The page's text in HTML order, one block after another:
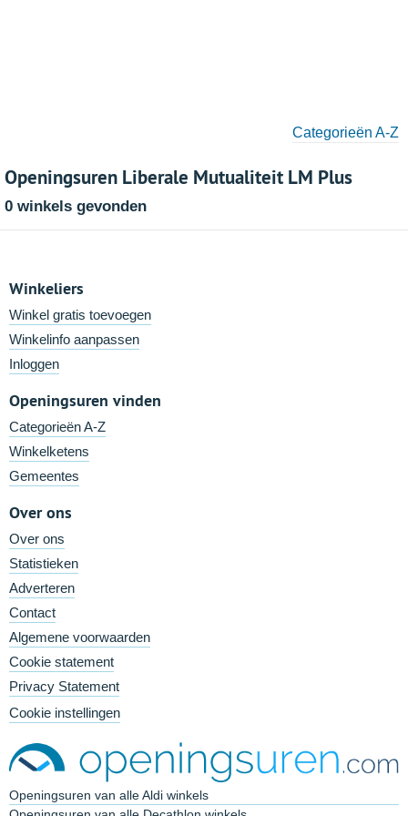
Categorieën A-Z
Openingsuren Liberale Mutualiteit LM Plus
0 winkels gevonden
Winkeliers
Winkel gratis toevoegen
Winkelinfo aanpassen
Inloggen
Openingsuren vinden
Categorieën A-Z
Winkelketens
Gemeentes
Over ons
Over ons
Statistieken
Adverteren
Contact
Algemene voorwaarden
Cookie statement
Privacy Statement
Cookie instellingen
Openingsuren van alle Aldi winkels